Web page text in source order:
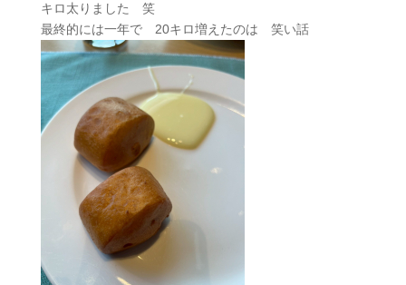
キロ太りました 笑
最終的には一年で 20キロ増えたのは 笑い話